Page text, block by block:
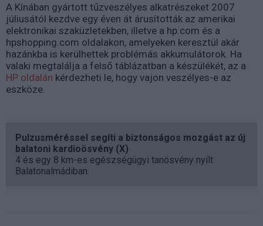
A Kínában gyártott tűzveszélyes alkatrészeket 2007
júliusától kezdve egy éven át árusították az amerikai
elektronikai szaküzletekben, illetve a hp.com és a
hpshopping.com oldalakon, amelyeken keresztül akár
hazánkba is kerülhettek problémás akkumulátorok. Ha
valaki megtalálja a felső táblázatban a készülékét, az a
HP oldalán kérdezheti le, hogy vajon veszélyes-e az
eszköze.
Pulzusméréssel segíti a biztonságos mozgást az új
balatoni kardioösvény (X)
4 és egy 8 km-es egészségügyi tanösvény nyílt
Balatonalmádiban.